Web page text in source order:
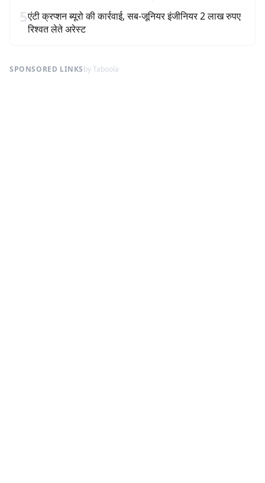
5एंटी क्रप्शन ब्यूरो की कार्रवाई, सब-जूनियर इंजीनियर 2 लाख रुपए
रिश्वत लेते अरेस्ट
SPONSORED LINKSby Taboola